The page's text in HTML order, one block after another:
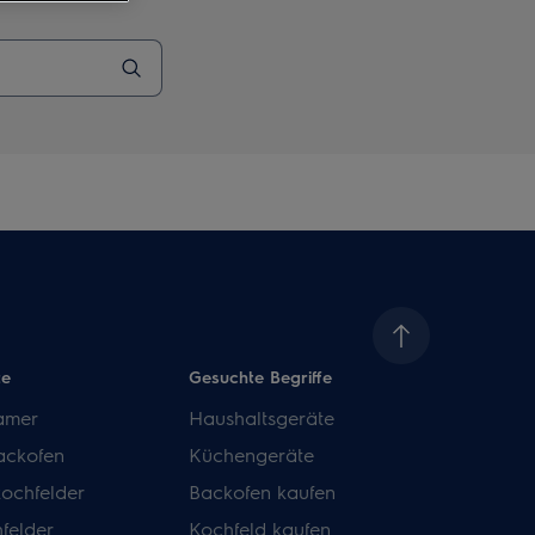
Gesuchte Begriffe
Haushaltsgeräte
Küchengeräte
Backofen kaufen
Kochfeld kaufen